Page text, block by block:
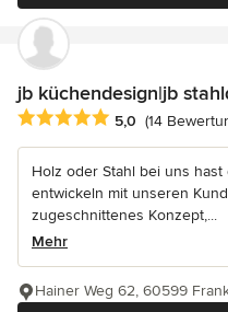
jb küchendesign|jb
Durchschnittliche
5,0 (14
Holz oder Stahl bei uns
entwickeln mit unseren
zugeschnittenes Konzept,...
Mehr
Hainer Weg 62, 60599